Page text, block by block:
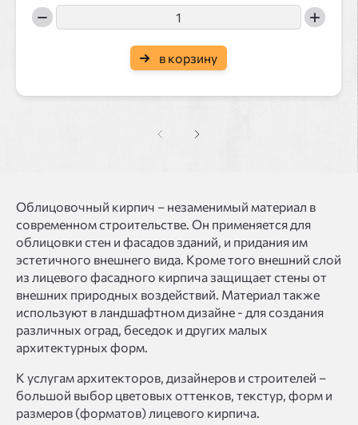
в корзину
Облицовочный кирпич – незаменимый материал в
современном строительстве. Он применяется для
облицовки стен и фасадов зданий, и придания им
эстетичного внешнего вида. Кроме того внешний слой
из лицевого фасадного кирпича защищает стены от
внешних природных воздействий. Материал также
используют в ландшафтном дизайне - для создания
различных оград, беседок и других малых
архитектурных форм.
К услугам архитекторов, дизайнеров и строителей –
большой выбор цветовых оттенков, текстур, форм и
размеров (форматов) лицевого кирпича.